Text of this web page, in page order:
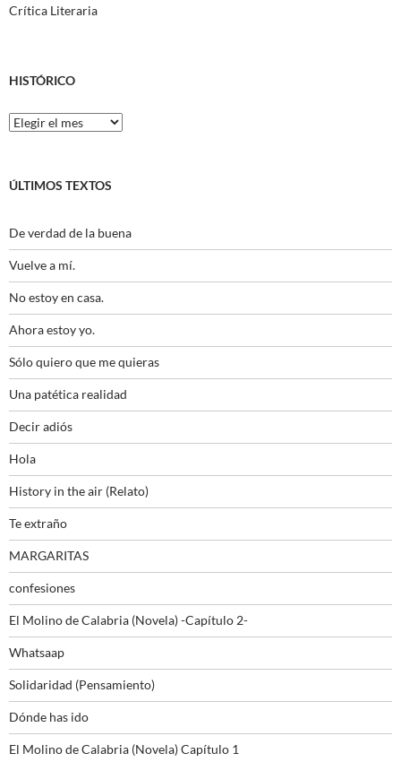
Crítica Literaria
HISTÓRICO
Histórico
ÚLTIMOS TEXTOS
De verdad de la buena
Vuelve a mí.
No estoy en casa.
Ahora estoy yo.
Sólo quiero que me quieras
Una patética realidad
Decir adiós
Hola
History in the air (Relato)
Te extraño
MARGARITAS
confesiones
El Molino de Calabria (Novela) -Capítulo 2-
Whatsaap
Solidaridad (Pensamiento)
Dónde has ido
El Molino de Calabria (Novela) Capítulo 1